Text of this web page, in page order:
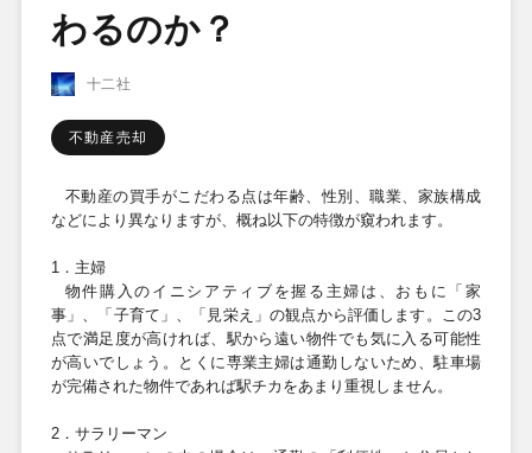
わるのか？
十二社
不動産売却
不動産の買手がこだわる点は年齢、性別、職業、家族構成
などにより異なりますが、概ね以下の特徴が窺われます。
1．主婦
物件購入のイニシアティブを握る主婦は、おもに「家
事」、「子育て」、「見栄え」の観点から評価します。この3
点で満足度が高ければ、駅から遠い物件でも気に入る可能性
が高いでしょう。とくに専業主婦は通勤しないため、駐車場
が完備された物件であれば駅チカをあまり重視しません。
2．サラリーマン